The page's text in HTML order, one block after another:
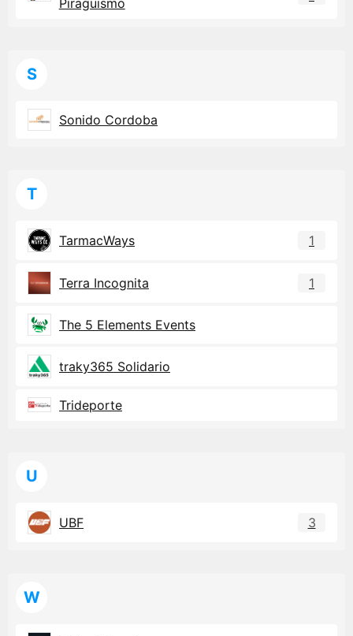
S
Sonido Cordoba
T
TarmacWays 1
Terra Incognita 1
The 5 Elements Events
traky365 Solidario
Trideporte
U
UBF 3
W